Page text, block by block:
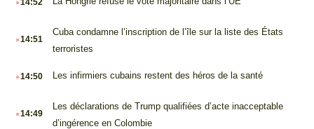
.14:51
Cuba condamne l’inscription de l’île sur la liste des États
terroristes
.14:50 Les infirmiers cubains restent des héros de la santé
.14:49
Les déclarations de Trump qualifiées d’acte inacceptable
d’ingérence en Colombie